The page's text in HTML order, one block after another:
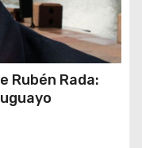
Rubén Rada: